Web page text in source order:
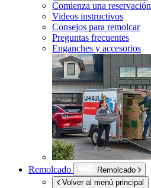
Comienza una reservación
Videos instructivos
Consejos para remolcar
Preguntas frecuentes
Enganches y accesorios
Remolcado
Remolcado
Volver al menú principal